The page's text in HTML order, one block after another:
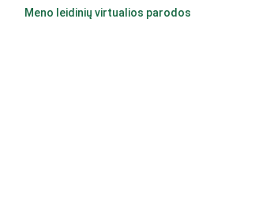
Meno leidinių virtualios parodos